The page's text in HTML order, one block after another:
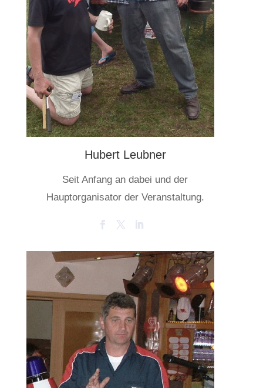
Hubert Leubner
Seit Anfang an dabei und der
Hauptorganisator der Veranstaltung.